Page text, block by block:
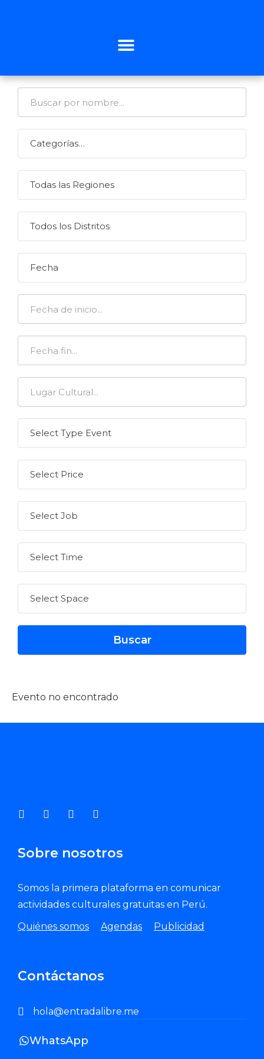
Evento no encontrado
Sobre nosotros
Somos la primera plataforma en comunicar
actividades culturales gratuitas en Perú.
Quiénes somos
Agendas Publicidad
Contáctanos
hola@entradalibre.me
WhatsApp